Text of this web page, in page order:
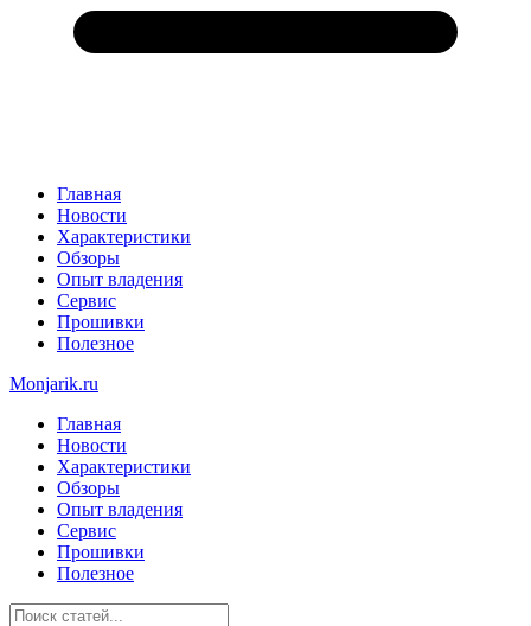
Главная
Новости
Характеристики
Обзоры
Опыт владения
Сервис
Прошивки
Полезное
Monjarik.ru
Главная
Новости
Характеристики
Обзоры
Опыт владения
Сервис
Прошивки
Полезное